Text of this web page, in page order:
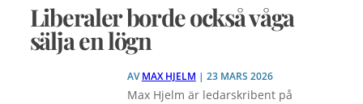
Liberaler borde också våga
sälja en lögn
AVMAX HJELM | 23 MARS 2026
Max Hjelm är ledarskribent på